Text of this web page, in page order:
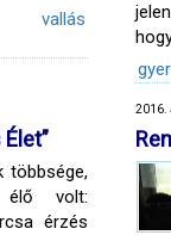
vallás
többsége,
élő volt:
érzés
2016.